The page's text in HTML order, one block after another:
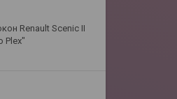
Renault Scenic II
Plex"